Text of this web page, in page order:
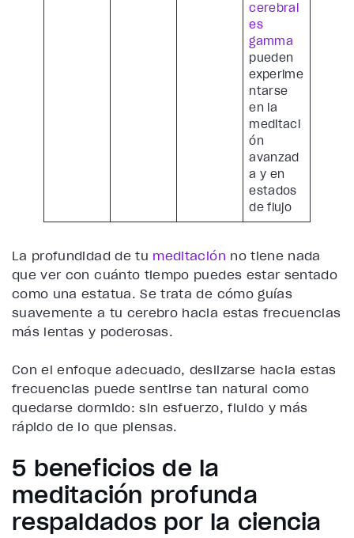
cerebral
es
gamma
pueden
experime
ntarse
en la
meditaci
ón
avanzad
a y en
estados
de flujo
La profundidad de tu meditación no tiene nada
que ver con cuánto tiempo puedes estar sentado
como una estatua. Se trata de cómo guías
suavemente a tu cerebro hacia estas frecuencias
más lentas y poderosas.
Con el enfoque adecuado, deslizarse hacia estas
frecuencias puede sentirse tan natural como
quedarse dormido: sin esfuerzo, fluido y más
rápido de lo que piensas.
5 beneficios de la
meditación profunda
respaldados por la ciencia